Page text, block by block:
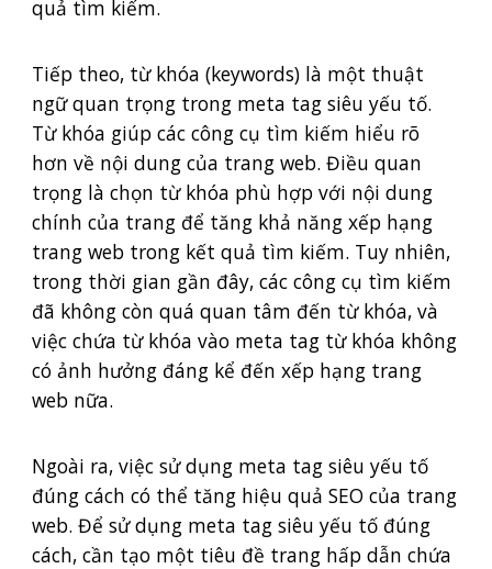
quả tìm kiếm.
Tiếp theo, từ khóa (keywords) là một thuật
ngữ quan trọng trong meta tag siêu yếu tố.
Từ khóa giúp các công cụ tìm kiếm hiểu rõ
hơn về nội dung của trang web. Điều quan
trọng là chọn từ khóa phù hợp với nội dung
chính của trang để tăng khả năng xếp hạng
trang web trong kết quả tìm kiếm. Tuy nhiên,
trong thời gian gần đây, các công cụ tìm kiếm
đã không còn quá quan tâm đến từ khóa, và
việc chứa từ khóa vào meta tag từ khóa không
có ảnh hưởng đáng kể đến xếp hạng trang
web nữa.
Ngoài ra, việc sử dụng meta tag siêu yếu tố
đúng cách có thể tăng hiệu quả SEO của trang
web. Để sử dụng meta tag siêu yếu tố đúng
cách, cần tạo một tiêu đề trang hấp dẫn chứa